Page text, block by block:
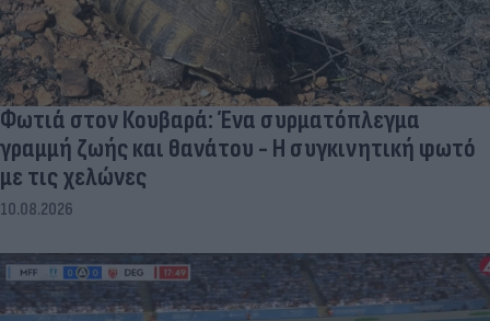
Φωτιά στον Κουβαρά: Ένα συρματόπλεγμα
γραμμή ζωής και θανάτου - Η συγκινητική φωτό
με τις χελώνες
10.08.2026